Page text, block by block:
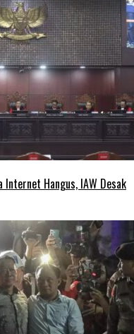
Internet Hangus, IAW Desak